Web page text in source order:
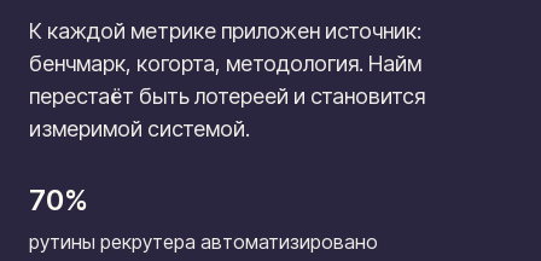
К каждой метрике приложен источник:
бенчмарк, когорта, методология. Найм
перестаёт быть лотереей и становится
измеримой системой.
70%
рутины рекрутера автоматизировано